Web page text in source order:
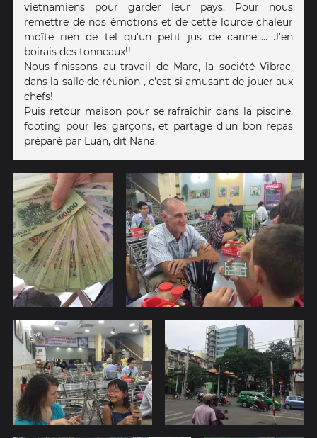
vietnamiens pour garder leur pays. Pour nous
remettre de nos émotions et de cette lourde chaleur
moîte rien de tel qu'un petit jus de canne..... J'en
boirais des tonneaux!!
Nous finissons au travail de Marc, la société Vibrac,
dans la salle de réunion , c'est si amusant de jouer aux
chefs!
Puis retour maison pour se rafraîchir dans la piscine,
footing pour les garçons, et partage d'un bon repas
préparé par Luan, dit Nana.